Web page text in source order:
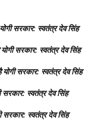
सरकार: स्वतंत्र देव सिंह
सरकार: स्वतंत्र देव सिंह
योगी सरकार: स्वतंत्र देव सिंह
सरकार: स्वतंत्र देव सिंह
सरकार: स्वतंत्र देव सिंह